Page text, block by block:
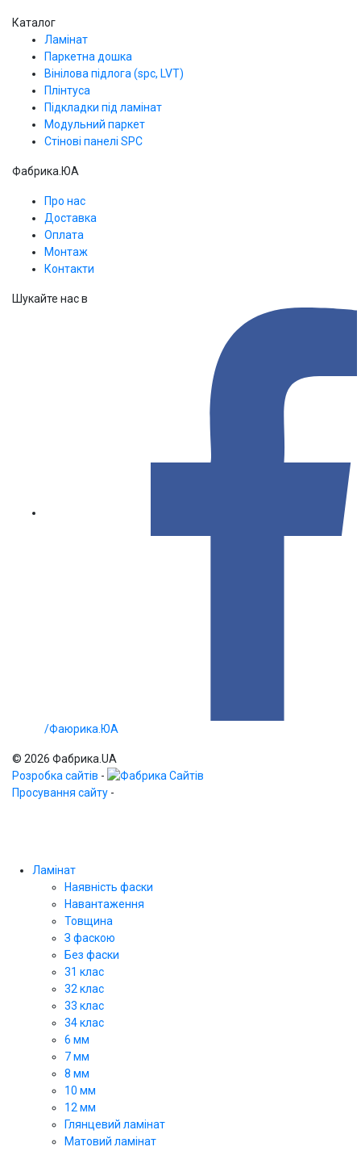
Каталог
Ламінат
Паркетна дошка
Вінілова підлога (spc, LVT)
Плінтуса
Підкладки під ламінат
Модульний паркет
Стінові панелі SPС
Фабрика.ЮА
Про нас
Доставка
Оплата
Монтаж
Контакти
Шукайте нас в
/Фаюрика.ЮА
© 2026 Фабрика.UA
Розробка сайтів -
Просування сайту -
Ламінат
Наявність фаски
Навантаження
Товщина
З фаскою
Без фаски
31 клас
32 клас
33 клас
34 клас
6 мм
7 мм
8 мм
10 мм
12 мм
Глянцевий ламінат
Матовий ламінат